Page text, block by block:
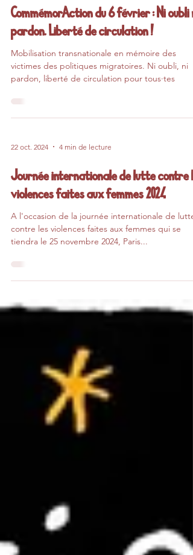
1 févr. 2025 3 min de lecture
CommémorAction du 6 février : Ni oubli ni
pardon. Liberté de circulation !
Mobilisation transnationale en mémoire des
22 oct. 2024 4 min de lecture
Journée internationale de lutte contre
violences faites aux femmes 2024
A l'occasion de la journée internationale de lutte